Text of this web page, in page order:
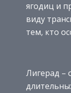
ягодиц и
виду
тем, кто
Лигерад –